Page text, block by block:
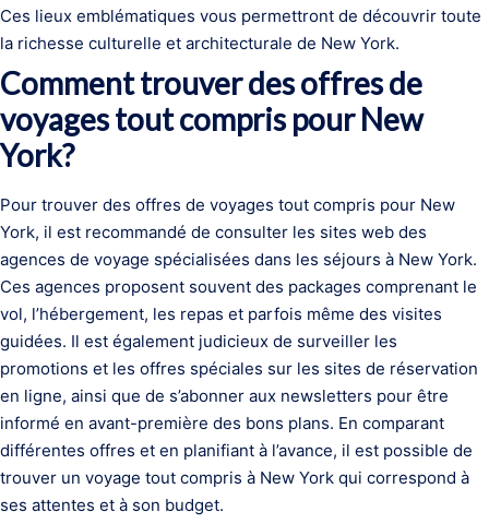
Ces lieux emblématiques vous permettront de découvrir toute
la richesse culturelle et architecturale de New York.
Comment trouver des offres de
voyages tout compris pour New
York?
Pour trouver des offres de voyages tout compris pour New
York, il est recommandé de consulter les sites web des
agences de voyage spécialisées dans les séjours à New York.
Ces agences proposent souvent des packages comprenant le
vol, l’hébergement, les repas et parfois même des visites
guidées. Il est également judicieux de surveiller les
promotions et les offres spéciales sur les sites de réservation
en ligne, ainsi que de s’abonner aux newsletters pour être
informé en avant-première des bons plans. En comparant
différentes offres et en planifiant à l’avance, il est possible de
trouver un voyage tout compris à New York qui correspond à
ses attentes et à son budget.